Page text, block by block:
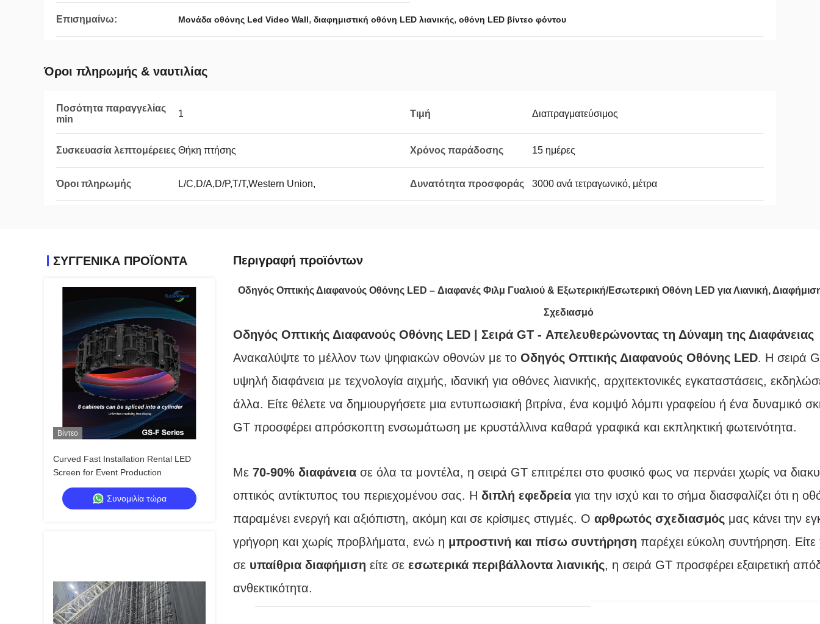
Επισημαίνω: Μονάδα οθόνης Led Video Wall, διαφημιστική οθόνη LED λιανικής, οθόνη LED βίντεο φόντου
Όροι πληρωμής & ναυτιλίας
Ποσότητα παραγγελίας
min
1 Τιμή Διαπραγματεύσιμος
Συσκευασία λεπτομέρειες Θήκη πτήσης Χρόνος παράδοσης 15 ημέρες
Όροι πληρωμής L/C,D/A,D/P,T/T,Western Union, Δυνατότητα προσφοράς 3000 ανά τετραγωνικό, μέτρα
ΣΥΓΓΕΝΙΚΆ ΠΡΟΪΌΝΤΑ
Βίντεο
Curved Fast Installation Rental LED
Screen for Event Production
Συνομιλία τώρα
Περιγραφή προϊόντων
Οδηγός Οπτικής Διαφανούς Οθόνης LED – Διαφανές Φιλμ Γυαλιού & Εξωτερική/Εσωτερική Οθόνη LED για Λιανική,
Σχεδιασμό
Οδηγός Οπτικής Διαφανούς Οθόνης LED | Σειρά GT - Απελευθερώνοντας τη Δύναμη της Διαφάνειας
Ανακαλύψτε το μέλλον των ψηφιακών οθονών με το Οδηγός Οπτικής Διαφανούς Οθόνης LED. Η σειρά
υψηλή διαφάνεια με τεχνολογία αιχμής, ιδανική για οθόνες λιανικής, αρχιτεκτονικές εγκαταστάσεις,
άλλα. Είτε θέλετε να δημιουργήσετε μια εντυπωσιακή βιτρίνα, ένα κομψό λόμπι γραφείου ή ένα δυναμικό
GT προσφέρει απρόσκοπτη ενσωμάτωση με κρυστάλλινα καθαρά γραφικά και εκπληκτική φωτεινότητα.
Με 70-90% διαφάνεια σε όλα τα μοντέλα, η σειρά GT επιτρέπει στο φυσικό φως να περνάει χωρίς να
οπτικός αντίκτυπος του περιεχομένου σας. Η διπλή εφεδρεία για την ισχύ και το σήμα διασφαλίζει ότι η
παραμένει ενεργή και αξιόπιστη, ακόμη και σε κρίσιμες στιγμές. Ο αρθρωτός σχεδιασμός μας κάνει την
γρήγορη και χωρίς προβλήματα, ενώ η μπροστινή και πίσω συντήρηση παρέχει εύκολη συντήρηση. Είτε
σε υπαίθρια διαφήμιση είτε σε εσωτερικά περιβάλλοντα λιανικής, η σειρά GT προσφέρει εξαιρετική
ανθεκτικότητα.